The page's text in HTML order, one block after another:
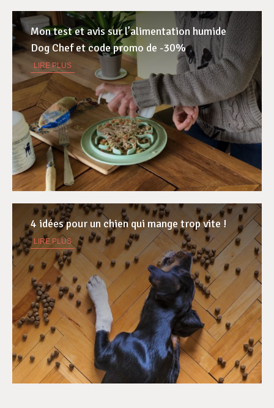
Mon test et avis sur l’alimentation humide
Dog Chef et code promo de -30%
LIRE PLUS
4 idées pour un chien qui mange trop vite !
LIRE PLUS